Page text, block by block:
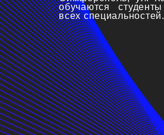
обучаются
всех специальностей.